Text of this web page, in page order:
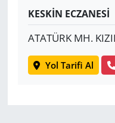
KESKİN ECZANESİ
ATATÜRK MH.
Yol Tarifi Al
Yerel